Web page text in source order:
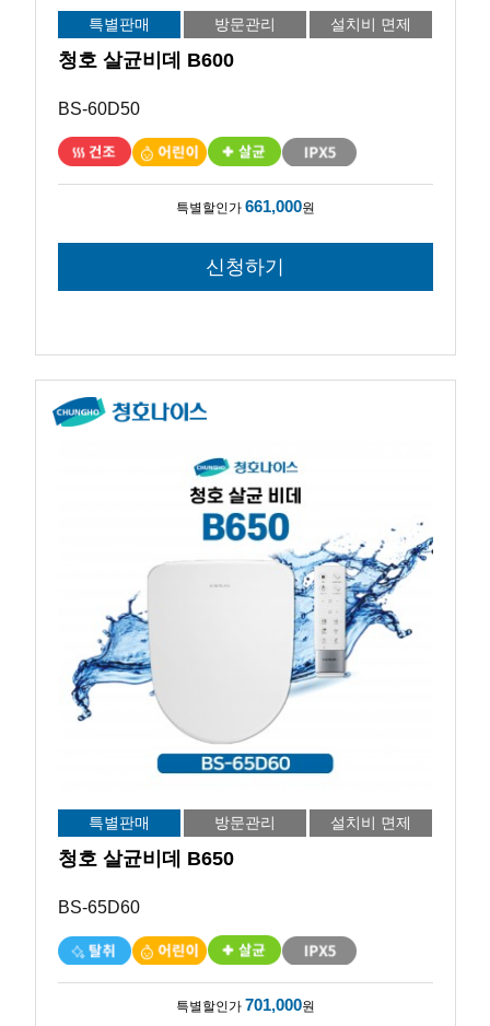
특별판매 방문관리 설치비 면제
청호 살균비데 B600
BS-60D50
특별할인가 661,000원
특별판매 방문관리 설치비 면제
청호 살균비데 B650
BS-65D60
특별할인가 701,000원